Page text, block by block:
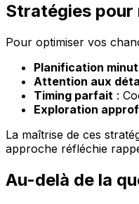
Stratégies pour
Pour optimiser vos
Planification
Attention aux
Timing parfait :
Exploration
La maîtrise de ces
approche réfléchie
Au-delà de la